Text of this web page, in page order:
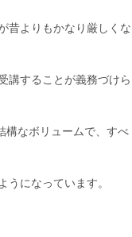
昔よりもかなり厳しくな
講することが義務づけら
構なボリュームで、すべ
になっています。